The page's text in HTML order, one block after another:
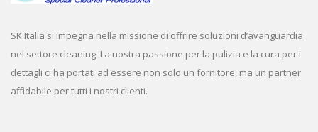
SK Italia si impegna nella missione di offrire soluzioni d’avanguardia
nel settore cleaning. La nostra passione per la pulizia e la cura per i
dettagli ci ha portati ad essere non solo un fornitore, ma un partner
affidabile per tutti i nostri clienti.